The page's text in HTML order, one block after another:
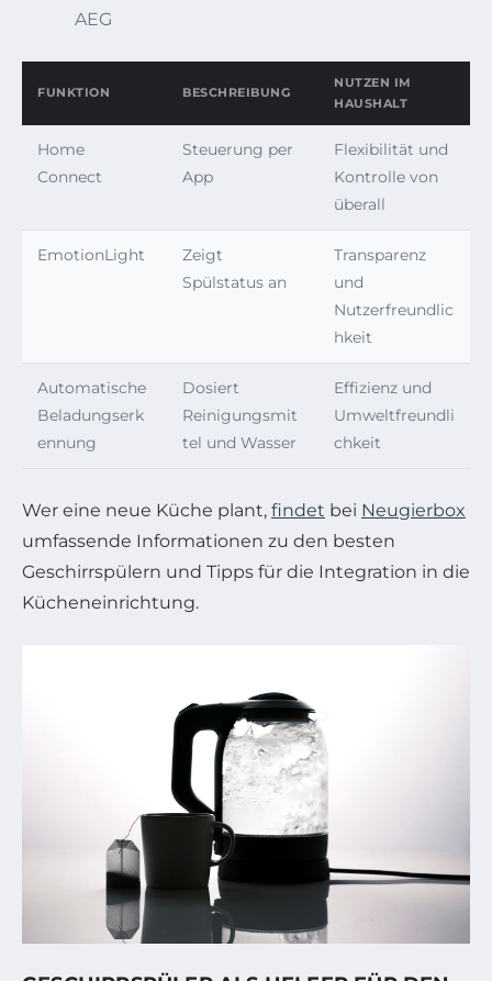
AEG
FUNKTION BESCHREIBUNG
NUTZEN IM
HAUSHALT
Home
Connect
Steuerung per
App
Flexibilität und
Kontrolle von
überall
EmotionLight
Zeigt
Spülstatus an
Transparenz
und
Nutzerfreundlic
hkeit
Automatische
Beladungserk
ennung
Dosiert
Reinigungsmit
tel und Wasser
Effizienz und
Umweltfreundli
chkeit
Wer eine neue Küche plant, findet bei Neugierbox
umfassende Informationen zu den besten
Geschirrspülern und Tipps für die Integration in die
Kücheneinrichtung.